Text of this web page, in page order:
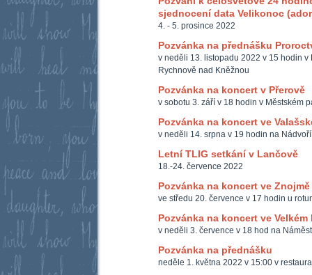
sjednocení data Velikonoc
4. - 5. prosince 2022
Pozvánka na přednášku
v neděli 13. listopadu 2022 v 15 hodin
Rychnově nad Kněžnou
Pozvánka na koncert v Přerově
v sobotu 3. září v 18 hodin v Městském
Pozvánka na koncert ve
v neděli 14. srpna v 19 hodin na
Letní TLIG setkání v Lančově
18.-24. července 2022
Pozvánka na koncert ve Znojmě
ve středu 20. července v 17 hodin u
Pozvánka na koncert ve Velkém
v neděli 3. července v 18 hod na
Pozvánka na přednášku
neděle 1. května 2022 v 15:00 v